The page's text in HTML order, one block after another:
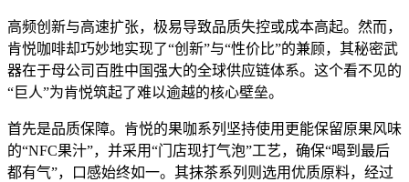
高频创新与高速扩张，极易导致品质失控或成本高起。然而，
肯悦咖啡却巧妙地实现了“创新”与“性价比”的兼顾，其秘密武
器在于母公司百胜中国强大的全球供应链体系。这个看不见的
“巨人”为肯悦筑起了难以逾越的核心壁垒。
首先是品质保障。肯悦的果咖系列坚持使用更能保留原果风味
的“NFC果汁”，并采用“门店现打气泡”工艺，确保“喝到最后
都有气”，口感始终如一。其抹茶系列则选用优质原料，经过